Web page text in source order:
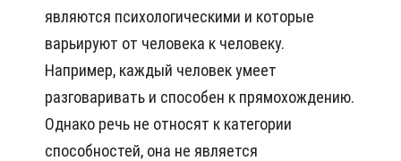
являются психологическими и которые
варьируют от человека к человеку.
Например, каждый человек умеет
разговаривать и способен к прямохождению.
Однако речь не относят к категории
способностей, она не является